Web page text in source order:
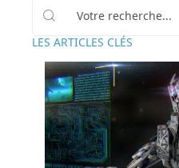
LES ARTICLES CLÉS